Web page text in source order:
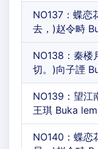
NO137：蝶恋
去，)赵令畤
NO138：秦楼
切。)向子諲
NO139：望江
王琪 Buka
NO140：蝶恋